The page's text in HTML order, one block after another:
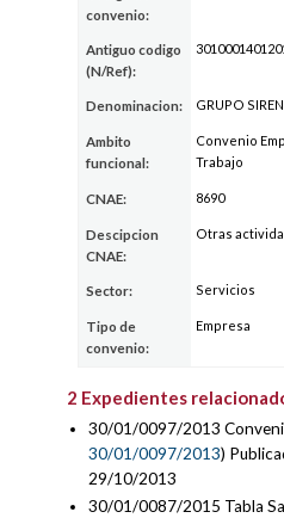
convenio:
Antiguo codigo
(N/Ref):
Denominacion: GRUPO
Ambito
funcional:
Convenio
Trabajo
CNAE: 8690
Descipcion
CNAE:
Otras
Sector: Servicios
Tipo de
convenio:
Empresa
2 Expedientes
30/01/0097/2013
30/01/0097/2013)
29/10/2013
30/01/0087/2015 Tabla